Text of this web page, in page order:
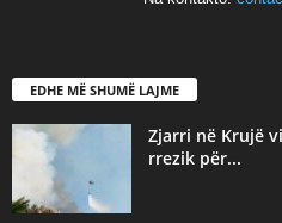
EDHE MË SHUMË LAJME
Zjarri në Krujë
rrezik për...